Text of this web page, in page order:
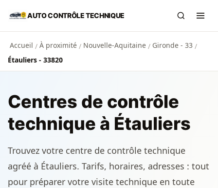
Aller au contenu principal
AUTO CONTRÔLE TECHNIQUE
Accueil / À proximité / Nouvelle-Aquitaine / Gironde - 33 /
Étauliers - 33820
Centres de contrôle
technique à Étauliers
Trouvez votre centre de contrôle technique
agréé à Étauliers. Tarifs, horaires, adresses : tout
pour préparer votre visite technique en toute